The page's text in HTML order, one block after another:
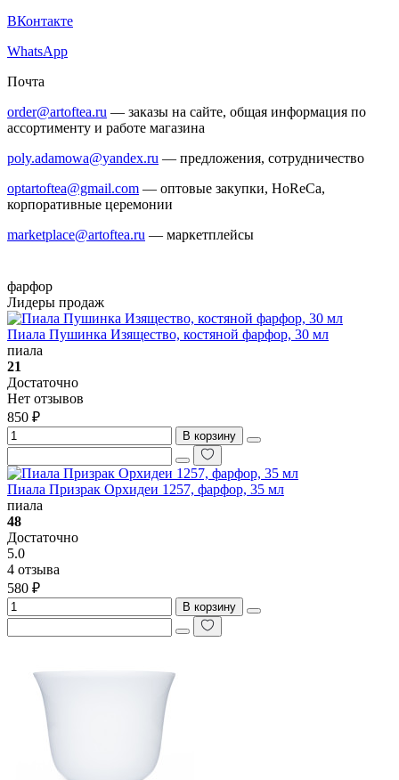
ВКонтакте
WhatsApp
Почта
order@artoftea.ru — заказы на сайте, общая информация по
ассортименту и работе магазина
poly.adamowa@yandex.ru — предложения, сотрудничество
optartoftea@gmail.com — оптовые закупки, HoReCa,
корпоративные церемонии
marketplace@artoftea.ru — маркетплейсы
фарфор
Лидеры продаж
Пиала Пушинка Изящество, костяной фарфор, 30 мл
пиала
21
Достаточно
Нет отзывов
850 ₽
В корзину
Пиала Призрак Орхидеи 1257, фарфор, 35 мл
пиала
48
Достаточно
5.0
4 отзыва
580 ₽
В корзину